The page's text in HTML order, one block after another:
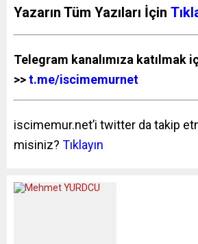
Yazarın Tüm Yazıları İçin
Telegram kanalımıza katılmak
>>t.me/iscimemurnet
iscimemur.net’i twitter da takip
misiniz? Tıklayın